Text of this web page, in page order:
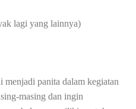
lagi yang lainnya)
panita dalam kegiatan
masing dan ingin